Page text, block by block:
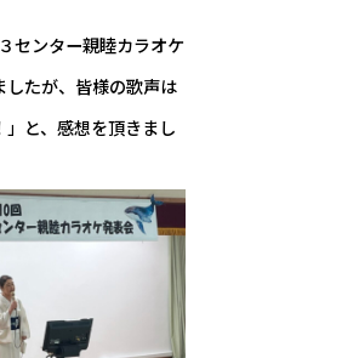
センター親睦カラオケ
たが、皆様の歌声は
と、感想を頂きまし